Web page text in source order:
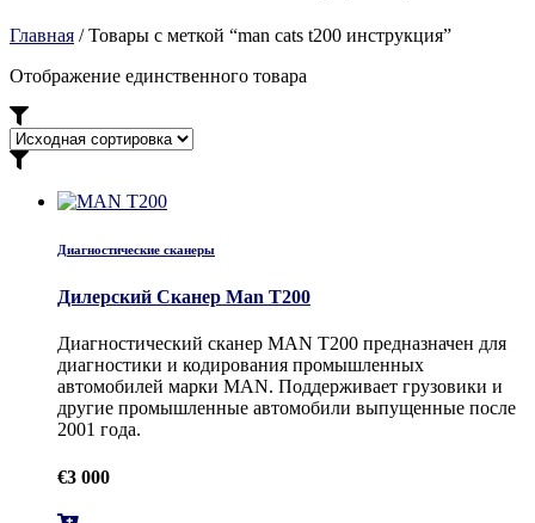
Главная / Товары с меткой “man cats t200 инструкция”
Отображение единственного товара
Диагностические сканеры
Дилерский Сканер Man T200
Диагностический сканер MAN T200 предназначен для
диагностики и кодирования промышленных
автомобилей марки MAN. Поддерживает грузовики и
другие промышленные автомобили выпущенные после
2001 года.
€3 000